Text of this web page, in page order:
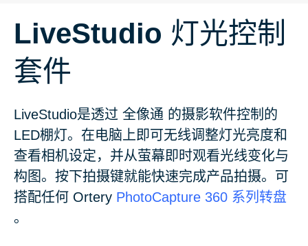
LiveStudio 灯光控制
套件
LiveStudio是透过 全像通 的摄影软件控制的
LED棚灯。在电脑上即可无线调整灯光亮度和
查看相机设定，并从萤幕即时观看光线变化与
构图。按下拍摄键就能快速完成产品拍摄。可
搭配任何 Ortery PhotoCapture 360 系列转盘
。